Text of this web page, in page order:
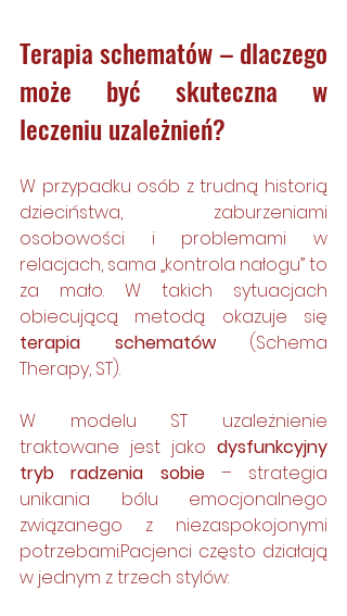
Terapia schematów – dlaczego
może być skuteczna w
leczeniu uzależnień?
W przypadku osób z trudną historią
dzieciństwa, zaburzeniami
osobowości i problemami w
relacjach, sama „kontrola nałogu” to
za mało. W takich sytuacjach
terapia schematów (Schema
Therapy, ST).
W modelu ST uzależnienie
traktowane jest jako dysfunkcyjny
tryb radzenia sobie – strategia
unikania bólu emocjonalnego
związanego z niezaspokojonymi
potrzebami.Pacjenci często działają
w jednym z trzech stylów: